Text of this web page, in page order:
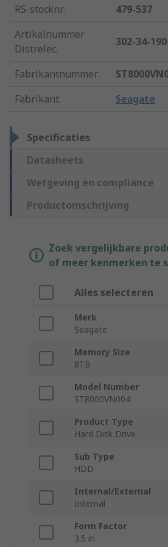
RS-stocknr.:
479-537
Artikelnummer
Distrelec:
302-34-190
Fabrikantnummer:
Fabrikant: Seagate
Specificaties
Datasheets
Wetgeving en compliance
Productomschrijving
Zoek vergelijkbare
of meer kenmerken te
Alles selecteren
Merk
Seagate
Memory Size
8TB
Model Number
ST8000VN004
Product Type
Hard Disk Drive
Sub Type
HDD
Internal/External
Internal
Form Factor
3.5 in